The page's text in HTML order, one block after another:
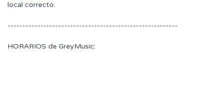
local correcto.
---------------------------------------------------------
HORARIOS de GreyMusic: